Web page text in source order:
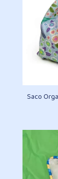
Saco